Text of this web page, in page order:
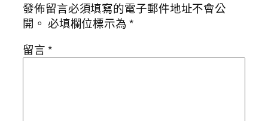
發佈留言必須填寫的電子郵件地址不會公
開。 必填欄位標示為*
留言*